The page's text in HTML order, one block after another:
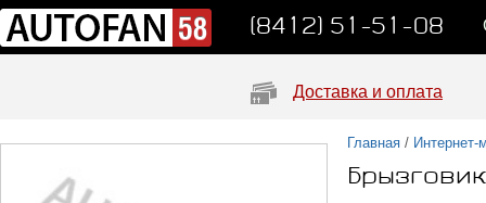
(8412) 51-51-08
Доставка и оплата
Главная / Интернет-